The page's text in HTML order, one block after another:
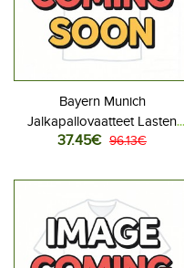
Bayern Munich
Jalkapallovaatteet Lasten
Kolmas peliasu 2026-27
housut)
37.45€ 96.13€